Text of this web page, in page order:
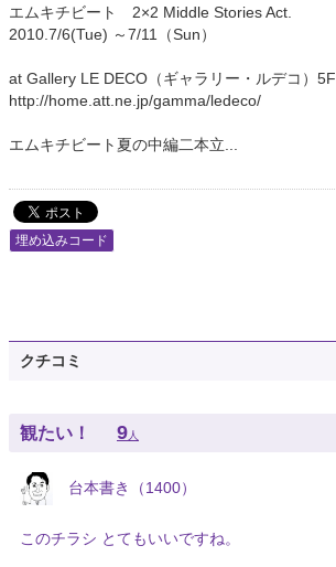
エムキチビート 2×2 Middle Stories Act.
2010.7/6(Tue) ～7/11（Sun）
at Gallery LE DECO（ギャラリー・ルデコ）5F
http://home.att.ne.jp/gamma/ledeco/
エムキチビート夏の中編二本立...
埋め込みコード
クチコミ
観たい！ 9人
台本書き（1400）
このチラシ とてもいいですね。